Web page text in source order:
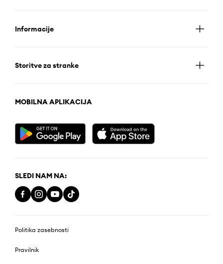
Informacije
Storitve za stranke
MOBILNA APLIKACIJA
SLEDI NAM NA:
Politika zasebnosti
Pravilnik